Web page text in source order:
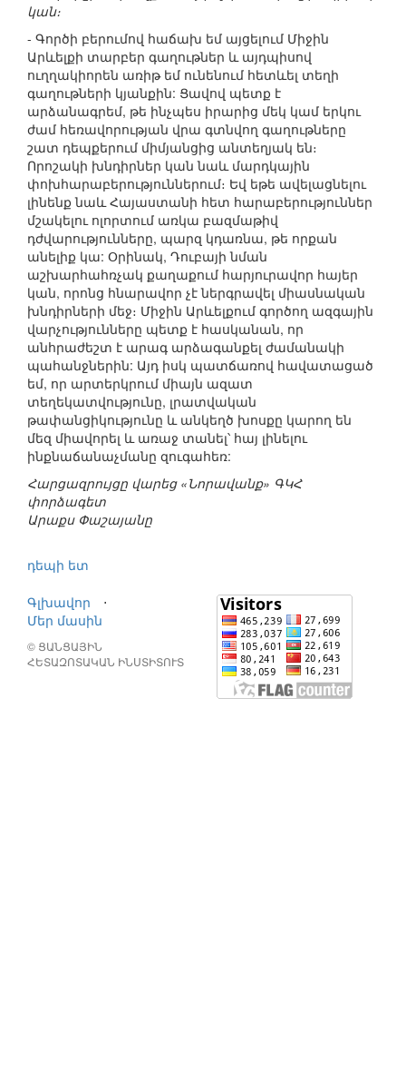
կան։
- Գործի բերումով հաճախ եմ այցելում Միջին
Արևելքի տարբեր գաղութներ և այդպիսով
ուղղակիորեն առիթ եմ ունենում հետևել տեղի
գաղութների կյանքին: Ցավով պետք է
արձանագրեմ, թե ինչպես իրարից մեկ կամ երկու
ժամ հեռավորության վրա գտնվող գաղութները
շատ դեպքերում միմյանցից անտեղյակ են։
Որոշակի խնդիրներ կան նաև մարդկային
փոխհարաբերություններում։ Եվ եթե ավելացնելու
լինենք նաև Հայաստանի հետ հարաբերություններ
մշակելու ոլորտում առկա բազմաթիվ
դժվարությունները, պարզ կդառնա, թե որքան
անելիք կա: Օրինակ, Դուբայի նման
աշխարհահռչակ քաղաքում հարյուրավոր հայեր
կան, որոնց հնարավոր չէ ներգրավել միասնական
խնդիրների մեջ։ Միջին Արևելքում գործող ազգային
վարչությունները պետք է հասկանան, որ
անհրաժեշտ է արագ արձագանքել ժամանակի
պահանջներին: Այդ իսկ պատճառով հավատացած
եմ, որ արտերկրում միայն ազատ
տեղեկատվությունը, լրատվական
թափանցիկությունը և անկեղծ խոսքը կարող են
մեզ միավորել և առաջ տանել՝ հայ լինելու
ինքնաճանաչմանը զուգահեռ:
Հարցազրույցը վարեց «Նորավանք» ԳԿՀ
փորձագետ
Արաքս Փաշայանը
դեպի ետ
Գլխավոր
⋅
Մեր մասին
© ՑԱՆՑԱՅԻՆ
ՀԵՏԱԶՈՏԱԿԱՆ ԻՆՍՏԻՏՈՒՏ